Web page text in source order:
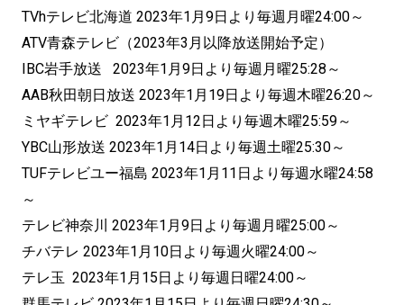
TVhテレビ北海道 2023年1月9日より毎週月曜24:00～
ATV青森テレビ（2023年3月以降放送開始予定）
IBC岩手放送 2023年1月9日より毎週月曜25:28～
AAB秋田朝日放送 2023年1月19日より毎週木曜26:20～
ミヤギテレビ 2023年1月12日より毎週木曜25:59～
YBC山形放送 2023年1月14日より毎週土曜25:30～
TUFテレビユー福島 2023年1月11日より毎週水曜24:58
～
テレビ神奈川 2023年1月9日より毎週月曜25:00～
チバテレ 2023年1月10日より毎週火曜24:00～
テレ玉 2023年1月15日より毎週日曜24:00～